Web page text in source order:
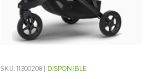
SKU: 11300208 | DISPONIBLE